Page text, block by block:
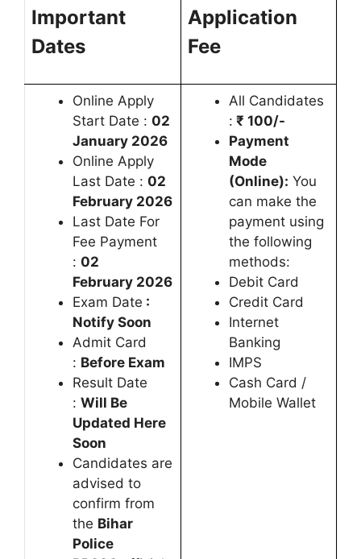
Important
Dates
Application
Fee
Online Apply
Start Date : 02
January 2026
Online Apply
Last Date : 02
February 2026
Last Date For
Fee Payment
: 02
February 2026
Exam Date :
Notify Soon
Admit Card
: Before Exam
Result Date
: Will Be
Updated Here
Soon
Candidates are
advised to
confirm from
the Bihar
Police
All Candidates
: ₹ 100/-
Payment
Mode
(Online): You
can make the
payment using
the following
methods:
Debit Card
Credit Card
Internet
Banking
IMPS
Cash Card /
Mobile Wallet